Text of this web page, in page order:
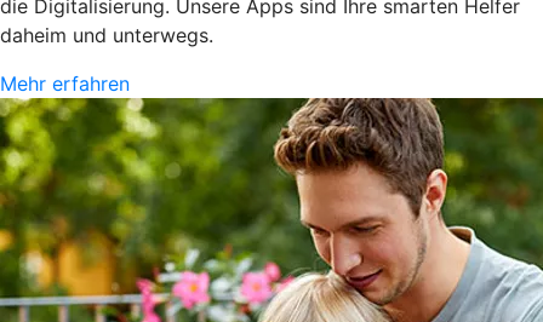
die Digitalisierung. Unsere Apps sind Ihre smarten Helfer
daheim und unterwegs.
Mehr erfahren